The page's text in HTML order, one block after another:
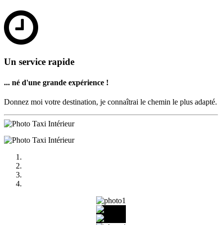
Un service rapide
... né d'une grande expérience !
Donnez moi votre destination, je connaîtrai le chemin le plus adapté.